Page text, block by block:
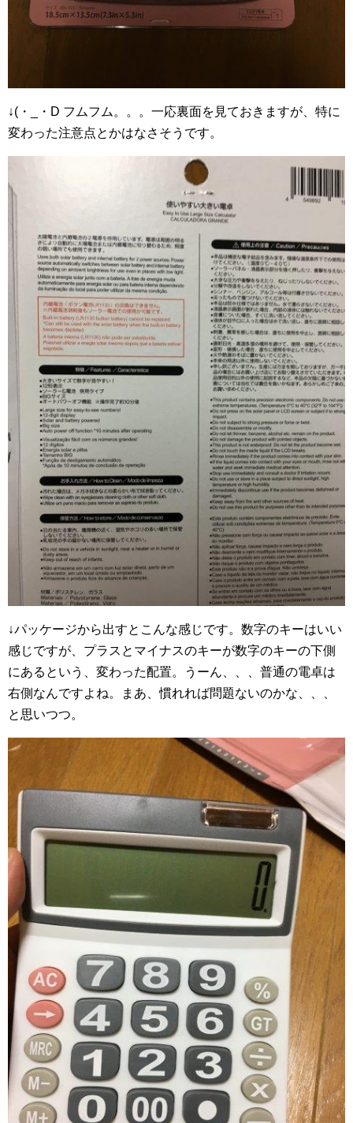
↓(・_・D フムフム。。。一応裏面を見ておきますが、特に
変わった注意点とかはなさそうです。
↓パッケージから出すとこんな感じです。数字のキーはいい
感じですが、プラスとマイナスのキーが数字のキーの下側
にあるという、変わった配置。うーん、、、普通の電卓は
右側なんですよね。まあ、慣れれば問題ないのかな、、、
と思いつつ。